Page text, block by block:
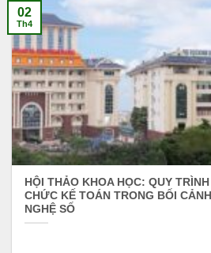
HỘI THẢO KHOA HỌC: QUY
CHỨC KẾ TOÁN TRONG BỐI
NGHỆ SỐ
02
Th4